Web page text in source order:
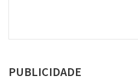
PUBLICIDADE